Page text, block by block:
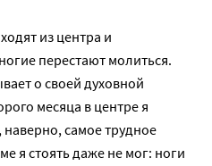
из центра и
перестают молиться.
о своей духовной
месяца в центре я
самое трудное
я стоять даже не мог: ноги